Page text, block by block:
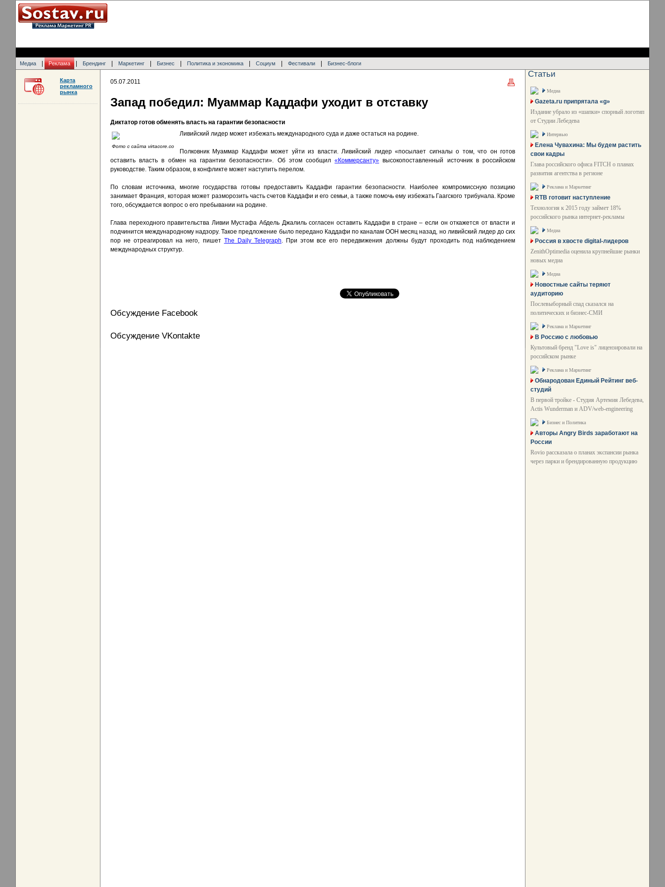
Медиа Реклама Брендинг Маркетинг Бизнес Политика и экономика Социум Фестивали Бизнес-блоги
05.07.2011
Запад победил: Муаммар Каддафи уходит в отставку
Диктатор готов обменять власть на гарантии безопасности
Фото с сайта virtacore.co
Ливийский лидер может избежать международного суда и даже остаться на родине.
Полковник Муаммар Каддафи может уйти из власти. Ливийский лидер «посылает сигналы о том, что он готов
оставить власть в обмен на гарантии безопасности». Об этом сообщил«Коммерсанту» высокопоставленный источник в российском
руководстве. Таким образом, в конфликте может наступить перелом.
По словам источника, многие государства готовы предоставить Каддафи гарантии безопасности. Наиболее компромиссную позицию
занимает Франция, которая может разморозить часть счетов Каддафи и его семьи, а также помочь ему избежать Гаагского трибунала. Кроме
того, обсуждается вопрос о его пребывании на родине.
Глава переходного правительства Ливии Мустафа Абдель Джалиль согласен оставить Каддафи в стране – если он откажется от власти и
подчинится международному надзору. Такое предложение было передано Каддафи по каналам ООН месяц назад, но ливийский лидер до сих
пор не отреагировал на него, пишет The Daily Telegraph. При этом все его передвижения должны будут проходить под наблюдением
международных структур.
Обсуждение Facebook
Обсуждение VKontakte
Карта
рекламного
рынка
Статьи
Медиа
Gazeta.ru припрятала «g»
Издание убрало из «шапки» спорный логотип
от Студии Лебедева
Интервью
Елена Чувахина: Мы будем растить
свои кадры
Глава российского офиса FITCH о планах
развития агентства в регионе
Реклама и Маркетинг
RTB готовит наступление
Технология к 2015 году займет 18%
российского рынка интернет-рекламы
Медиа
Россия в хвосте digital-лидеров
ZenithOptimedia оценила крупнейшие рынки
новых медиа
Медиа
Новостные сайты теряют
аудиторию
Послевыборный спад сказался на
политических и бизнес-СМИ
Реклама и Маркетинг
В Россию с любовью
Культовый бренд "Love is" лицензировали на
российском рынке
Реклама и Маркетинг
Обнародован Единый Рейтинг веб-
студий
В первой тройке - Студия Артемия Лебедева,
Actis Wunderman и ADV/web-engineering
Бизнес и Политика
Авторы Angry Birds заработают на
России
Rovio рассказала о планах экспансии рынка
через парки и брендированную продукцию